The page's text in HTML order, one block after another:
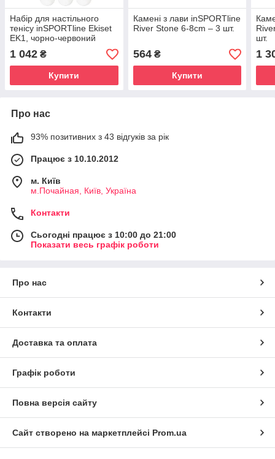
Набір для настільного
тенісу inSPORTline Ekiset
EK1, чорно-червоний
1 042 ₴
Купити
Камені з лави inSPORTline
River Stone 6-8cm – 3 шт.
564₴
Купити
шт.
1
Про нас
93% позитивних з 43 відгуків за рік
Працює з 10.10.2012
м. Київ
м.Почайная, Київ, Україна
Контакти
Сьогодні працює з 10:00 до 21:00
Показати весь графік роботи
Про нас
Контакти
Доставка та оплата
Графік роботи
Повна версія сайту
Сайт створено на маркетплейсі Prom.ua